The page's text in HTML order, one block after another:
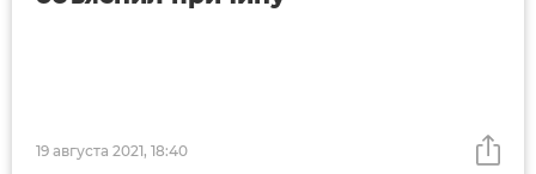
19 августа 2021, 18:40